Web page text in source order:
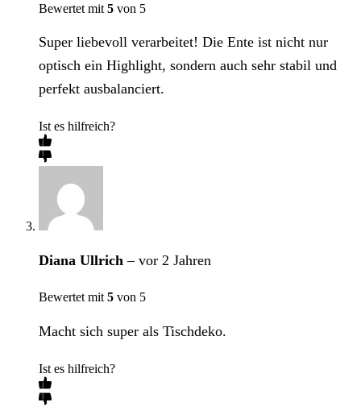
Bewertet mit 5 von 5
Super liebevoll verarbeitet! Die Ente ist nicht nur
optisch ein Highlight, sondern auch sehr stabil und
perfekt ausbalanciert.
Ist es hilfreich?
Diana Ullrich– vor 2 Jahren
Bewertet mit5 von 5
Macht sich super als Tischdeko.
Ist es hilfreich?